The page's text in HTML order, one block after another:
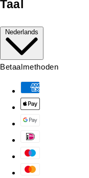
Taal
Nederlands
Betaalmethoden